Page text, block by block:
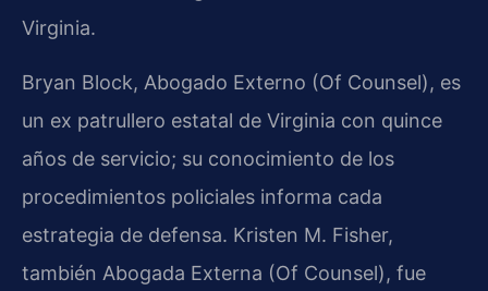
Virginia.
Bryan Block, Abogado Externo (Of Counsel), es
un ex patrullero estatal de Virginia con quince
años de servicio; su conocimiento de los
procedimientos policiales informa cada
estrategia de defensa. Kristen M. Fisher,
también Abogada Externa (Of Counsel), fue